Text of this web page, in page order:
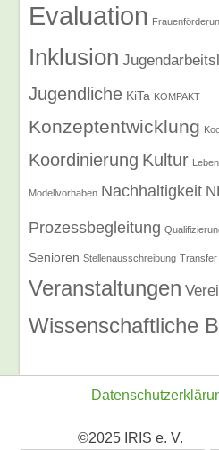
Evaluation
Inklusion
Jugendliche KiTa KOMPAKT
Konzeptentwicklung
Koordinierung Kultur
Modellvorhaben Nachhaltigkeit
Prozessbegleitung
Senioren Stellenausschreibung Transfer
Veranstaltungen
Wissenschaftliche
©2025 IRIS e. V.